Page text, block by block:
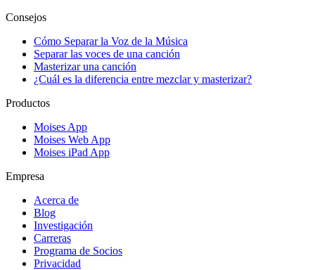
Consejos
Cómo Separar la Voz de la Música
Separar las voces de una canción
Masterizar una canción
¿Cuál es la diferencia entre mezclar y masterizar?
Productos
Moises App
Moises Web App
Moises iPad App
Empresa
Acerca de
Blog
Investigación
Carreras
Programa de Socios
Privacidad